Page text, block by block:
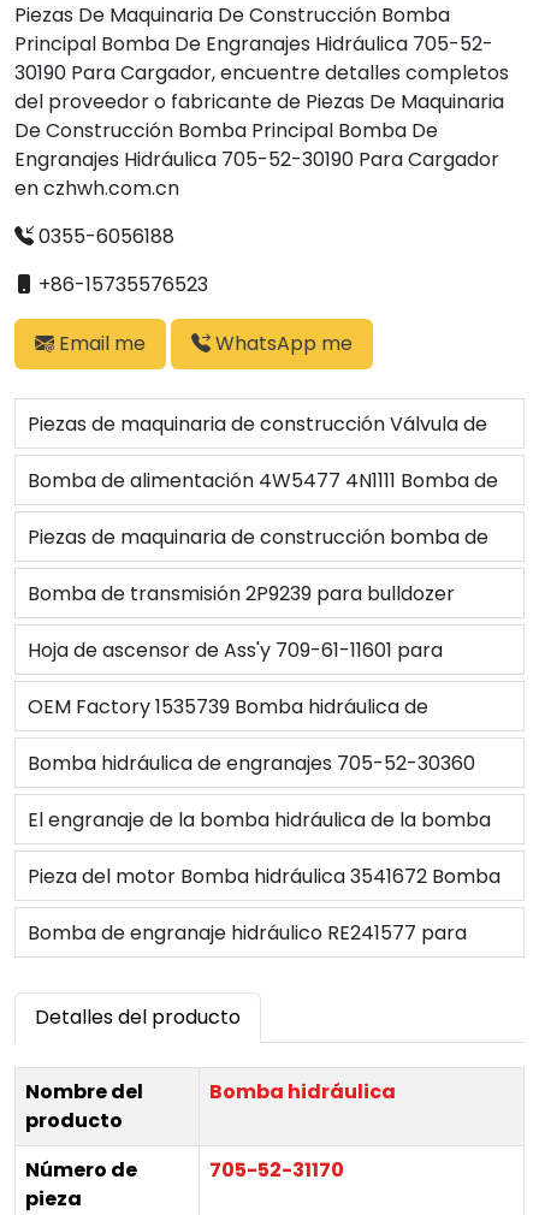
Piezas De Maquinaria De Construcción Bomba
Principal Bomba De Engranajes Hidráulica 705-52-
30190 Para Cargador, encuentre detalles completos
del proveedor o fabricante de Piezas De Maquinaria
De Construcción Bomba Principal Bomba De
Engranajes Hidráulica 705-52-30190 Para Cargador
en czhwh.com.cn
0355-6056188
+86-15735576523
Email me WhatsApp me
Piezas de maquinaria de construcción Válvula de
alivio hidráulica Ass'y 701-40-51002 para Bulldozer
Bomba de alimentación 4W5477 4N1111 Bomba de
transferencia de combustible para 3408B 3408C
3412
Piezas de maquinaria de construcción bomba de
engranajes hidráulica 705-52-40130 para
cargador de piezas/1/2/1/
Bomba de transmisión 2P9239 para bulldozer
D7G/F/D8K/D9H
Hoja de ascensor de Ass'y 709-61-11601 para
Bulldozer D375A-3 D375A-5
OEM Factory 1535739 Bomba hidráulica de
engranajes para 75B/TCM860
Bomba hidráulica de engranajes 705-52-30360
para cargador
El engranaje de la bomba hidráulica de la bomba
de 705-41-08090 para excavadora PC40-7 y
PC50UU-2
Pieza del motor Bomba hidráulica 3541672 Bomba
de agua Ass'y para 3054/416E
Bomba de engranaje hidráulico RE241577 para
Detalles del producto
Nombre del
producto
Bomba hidráulica
Número de
pieza
705-52-31170